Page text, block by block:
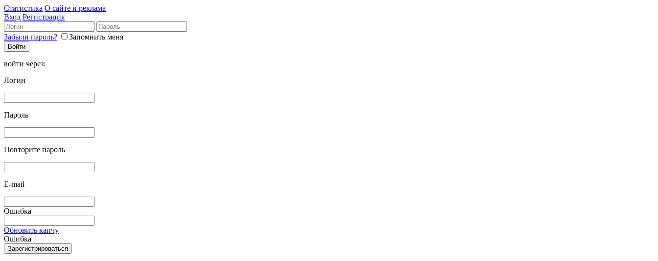
Статистика О сайте и реклама
Вход Регистрация
Забыли пароль? Запомнить меня
войти через:
Логин
Пароль
Повторите пароль
E-mail
Ошибка
Обновить капчу
Ошибка